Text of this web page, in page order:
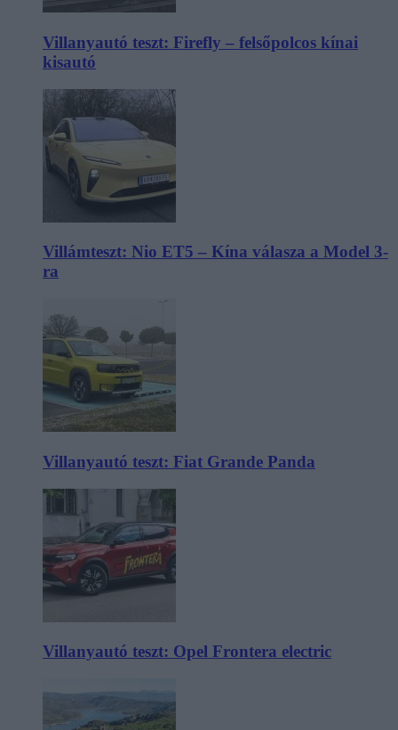
Villanyautó teszt: Firefly – felsőpolcos kínai
kisautó
Villámteszt: Nio ET5 – Kína válasza a Model 3-
ra
Villanyautó teszt: Fiat Grande Panda
Villanyautó teszt: Opel Frontera electric